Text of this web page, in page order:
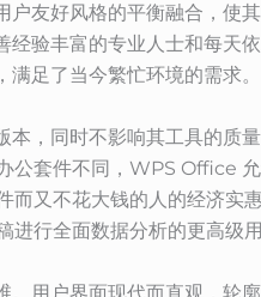
友好风格的平衡融合，使
验丰富的专业人士和每天
足了当今繁忙环境的需求。
，同时不影响其工具的质
公套件不同，WPS Office
而又不花大钱的人的经济实
行全面数据分析的更高级用